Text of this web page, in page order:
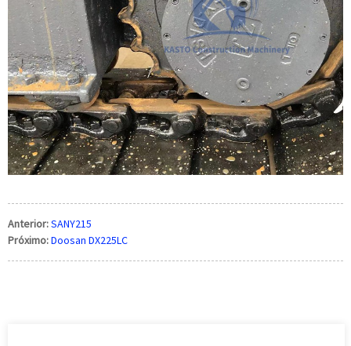
Anterior:SANY215
Próximo:Doosan DX225LC